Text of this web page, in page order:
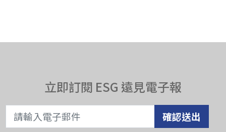
立即訂閱 ESG 遠見電子報
確認送出